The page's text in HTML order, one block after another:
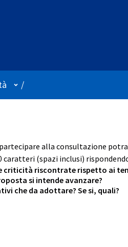
User menu
/
alla consultazione
(spazi inclusi)
criticità riscontrate rispetto ai
si intende avanzare?
che da adottare? Se si, quali?